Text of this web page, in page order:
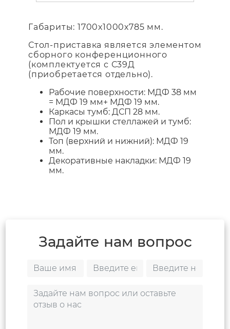
Габариты: 1700х1000х785 мм.
Стол-приставка является элементом
сборного конференционного
(комплектуется с С39Д
(приобретается отдельно).
Рабочие поверхности: МДФ 38 мм
= МДФ 19 мм+ МДФ 19 мм.
Каркасы тумб: ДСП 28 мм.
Пол и крышки стеллажей и тумб:
МДФ 19 мм.
Топ (верхний и нижний): МДФ 19
мм.
Декоративные накладки: МДФ 19
мм.
Задайте нам вопрос